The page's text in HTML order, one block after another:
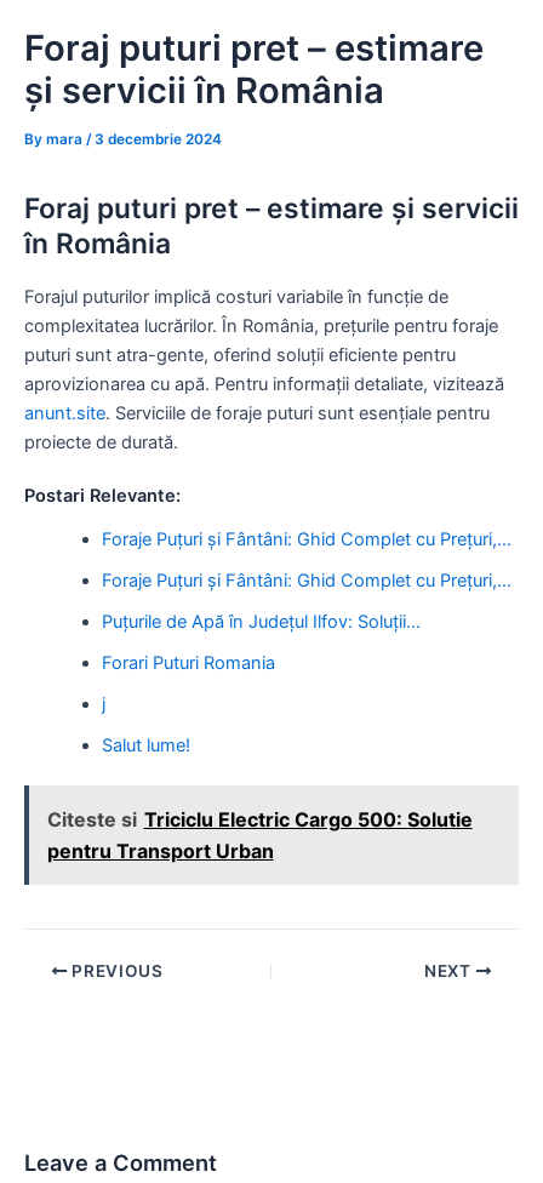
content
Foraj puturi pret – estimare
și servicii în România
By mara /3 decembrie 2024
Foraj puturi pret – estimare și servicii
în România
Forajul puturilor implică costuri variabile în funcție de
complexitatea lucrărilor. În România, prețurile pentru foraje
puturi sunt atra-gente, oferind soluții eficiente pentru
aprovizionarea cu apă. Pentru informații detaliate, vizitează
anunt.site. Serviciile de foraje puturi sunt esențiale pentru
proiecte de durată.
Postari Relevante:
Foraje Puțuri și Fântâni: Ghid Complet cu Prețuri,…
Foraje Puțuri și Fântâni: Ghid Complet cu Prețuri,…
Puțurile de Apă în Județul Ilfov: Soluții…
Forari Puturi Romania
j
Salut lume!
Citeste si Triciclu Electric Cargo 500: Solutie
pentru Transport Urban
Post PREVIOUS NEXT
Leave a Comment